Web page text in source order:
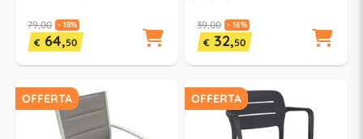
79,00 - 18%
€ 64,50
39,00 - 16%
€ 32,50
OFFERTA OFFERTA